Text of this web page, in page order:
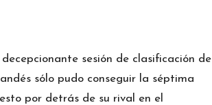
sesión de clasificación de
sólo pudo conseguir la séptima
por detrás de su rival en el